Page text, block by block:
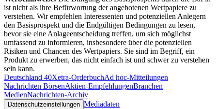
ist nicht als ihre Befürwortung der angebotenen Wertpapiere zu
verstehen. Wir empfehlen Interessenten und potenziellen Anlegern
den Basisprospekt und die Endgültigen Bedingungen zu lesen,
bevor sie eine Anlageentscheidung treffen, um sich möglichst
umfassend zu informieren, insbesondere über die potenziellen
Risiken und Chancen des Wertpapiers. Sie sind im Begriff, ein
Produkt zu erwerben, das nicht einfach ist und schwer zu verstehen
sein kann.
Deutschland 40Xetra-OrderbuchAd hoc-Mitteilungen
Nachrichten BörsenAktien-EmpfehlungenBranchen
MedienNachrichten-Archiv
Datenschutzeinstellungen Mediadaten